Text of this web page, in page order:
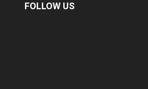
FOLLOW US